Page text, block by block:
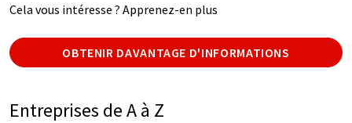
Cela vous intéresse ? Apprenez-en plus
OBTENIR DAVANTAGE D'INFORMATIONS
Entreprises de A à Z